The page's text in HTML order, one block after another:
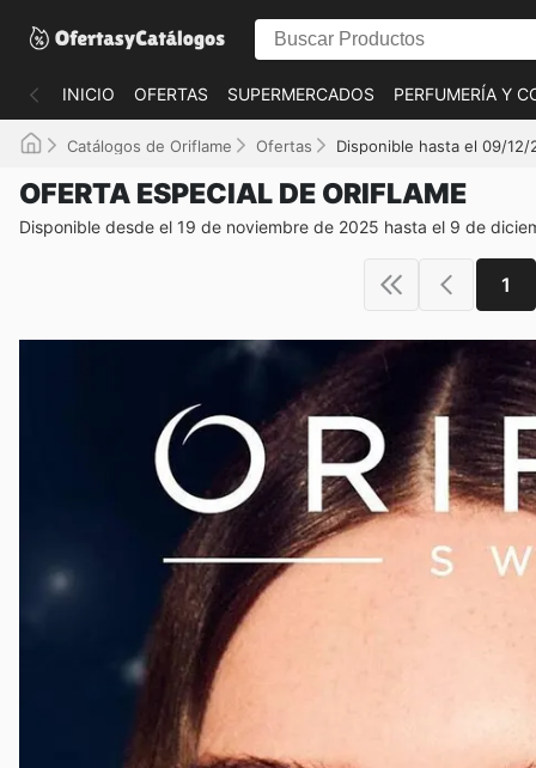
INICIO OFERTAS SUPERMERCADOS PERFUMERÍA Y
Catálogos de Oriflame Ofertas Disponible hasta el 09/12/
OFERTA ESPECIAL DE ORIFLAME
Disponible desde el 19 de noviembre de 2025 hasta el 9 de
1